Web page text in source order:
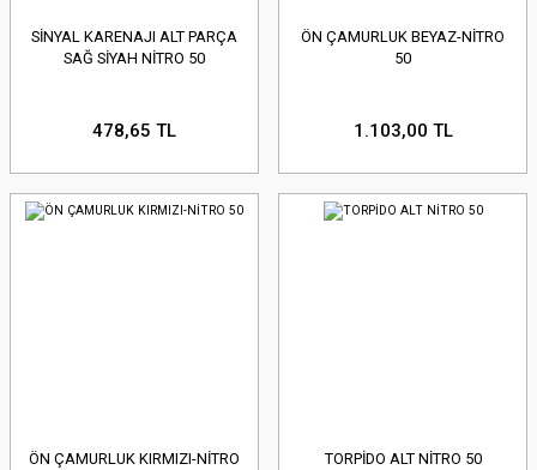
SİNYAL KARENAJI ALT PARÇA
SAĞ SİYAH NİTRO 50
478,65 TL
ÖN ÇAMURLUK BEYAZ-NİTRO
50
1.103,00 TL
ÖN ÇAMURLUK KIRMIZI-NİTRO
TORPİDO ALT NİTRO 50